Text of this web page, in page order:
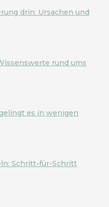
drin: Ursachen und
rund ums
es in wenigen
Schritt-für-Schritt